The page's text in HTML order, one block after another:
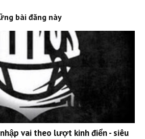
bài đăng này
vai theo lượt kinh điển - siêu